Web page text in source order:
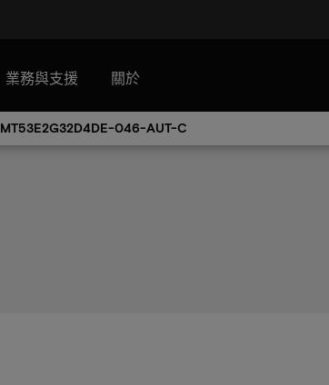
業務與支援 關於
MT53E2G32D4DE-046-AUT-C